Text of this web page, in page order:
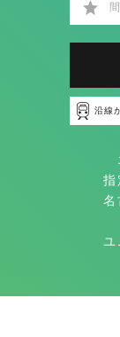
沿線
指
名
ユ